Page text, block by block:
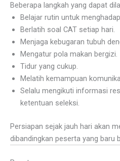
Beberapa langkah yang dapat
Belajar rutin untuk
Berlatih soal CAT setiap hari.
Menjaga kebugaran tubuh
Mengatur pola makan bergizi.
Tidur yang cukup.
Melatih kemampuan
Selalu mengikuti informasi
ketentuan seleksi.
Persiapan sejak jauh hari akan
dibandingkan peserta yang baru